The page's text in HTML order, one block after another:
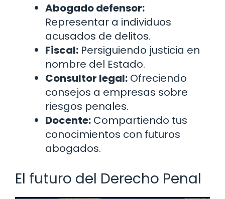
Abogado defensor:
Representar a individuos
acusados de delitos.
Fiscal: Persiguiendo justicia en
nombre del Estado.
Consultor legal: Ofreciendo
consejos a empresas sobre
riesgos penales.
Docente: Compartiendo tus
conocimientos con futuros
abogados.
El futuro del Derecho Penal